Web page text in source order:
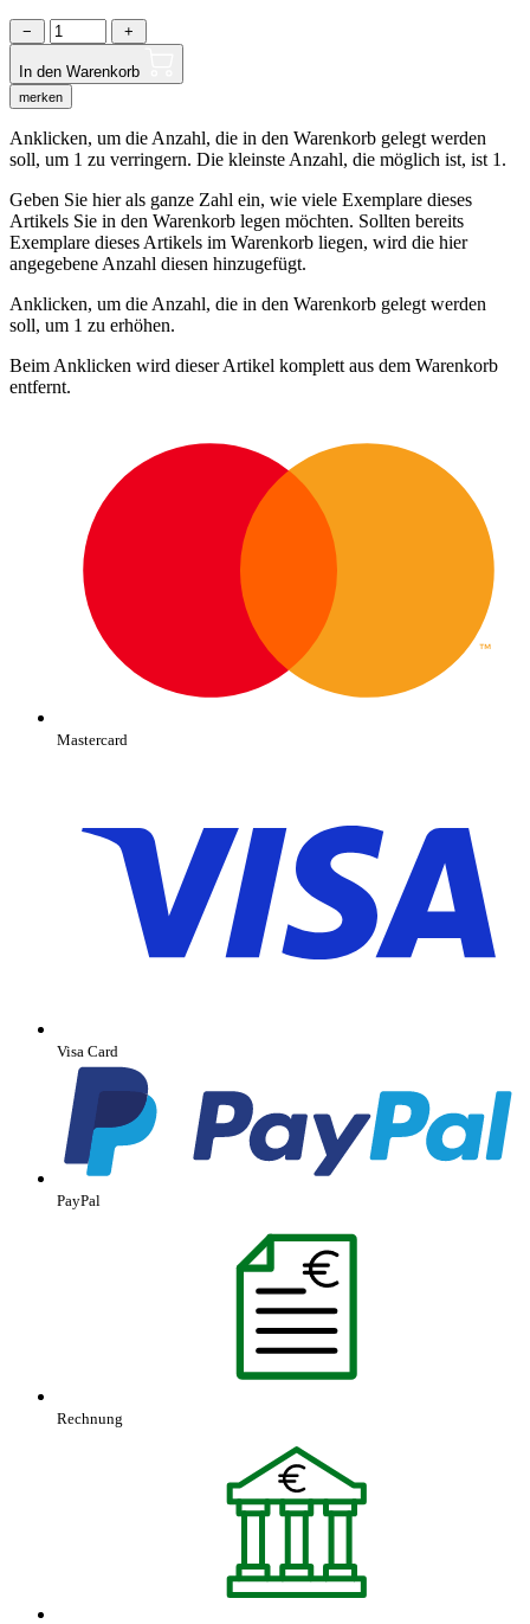
− +
In den Warenkorb
merken
Anklicken, um die Anzahl, die in den Warenkorb gelegt werden
soll, um 1 zu verringern. Die kleinste Anzahl, die möglich ist, ist 1.
Geben Sie hier als ganze Zahl ein, wie viele Exemplare dieses
Artikels Sie in den Warenkorb legen möchten. Sollten bereits
Exemplare dieses Artikels im Warenkorb liegen, wird die hier
angegebene Anzahl diesen hinzugefügt.
Anklicken, um die Anzahl, die in den Warenkorb gelegt werden
soll, um 1 zu erhöhen.
Beim Anklicken wird dieser Artikel komplett aus dem Warenkorb
entfernt.
Mastercard
Visa Card
PayPal
Rechnung